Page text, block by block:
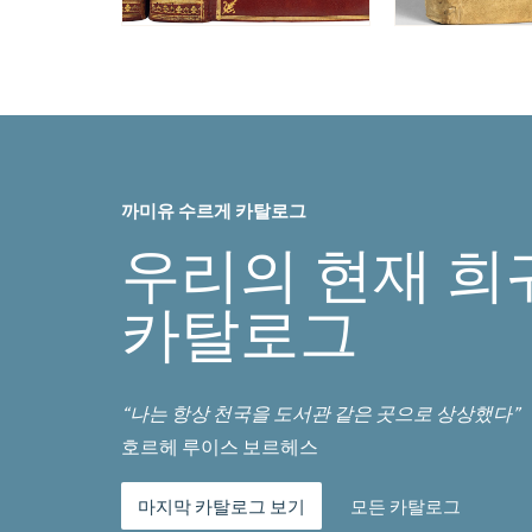
까미유 수르게 카탈로그
우리의 현재 희
카탈로그
“나는 항상 천국을 도서관 같은 곳으로 상상했다”
호르헤 루이스 보르헤스
마지막 카탈로그 보기 모든 카탈로그